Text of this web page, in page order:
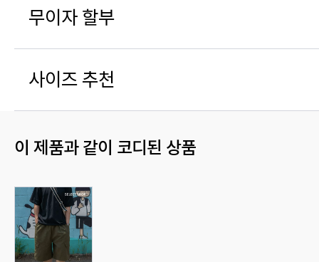
무이자 할부
사이즈 추천
이 제품과 같이 코디된 상품